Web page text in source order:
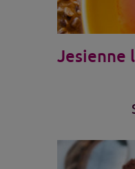
Jesienne